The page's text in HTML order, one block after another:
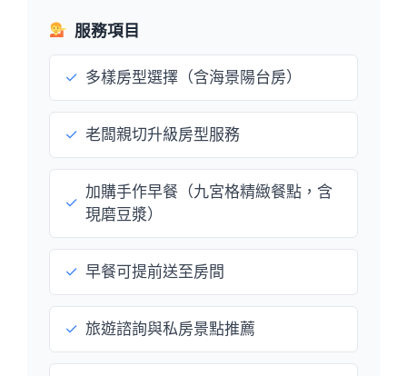
服務項目
✓ 多樣房型選擇（含海景陽台房）
✓ 老闆親切升級房型服務
✓
加購手作早餐（九宮格精緻餐點，含
現磨豆漿）
✓ 早餐可提前送至房間
✓ 旅遊諮詢與私房景點推薦